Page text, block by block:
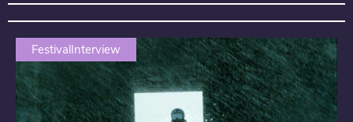
FestivalInterview